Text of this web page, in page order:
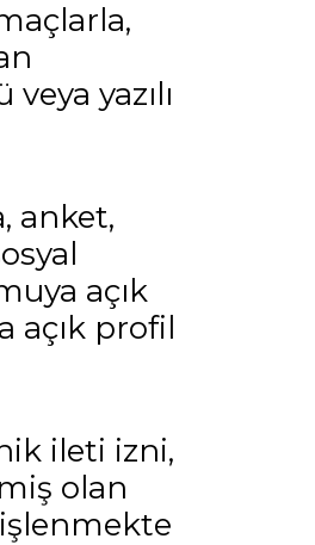
yazılı
anket,
açık
açık profil
ileti izni,
olan